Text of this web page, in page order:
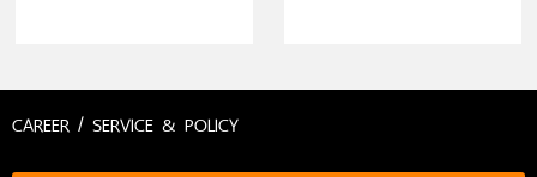
CAREER / SERVICE & POLICY